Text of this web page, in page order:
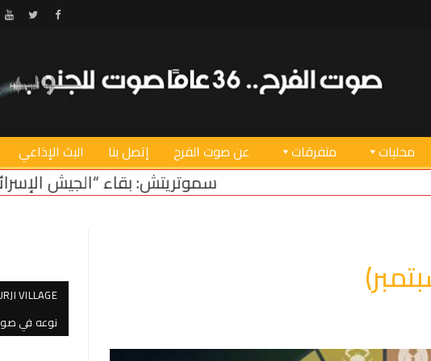
Facebook
Twitter
محليات متفرقات عن صوت الفرح إتصل بنا البث الإذاعي
سموتريتش: بقاء “الجيش الإسرائيلي” في منطقة أمنية
نوعه في